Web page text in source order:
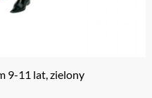
9-11 lat, zielony